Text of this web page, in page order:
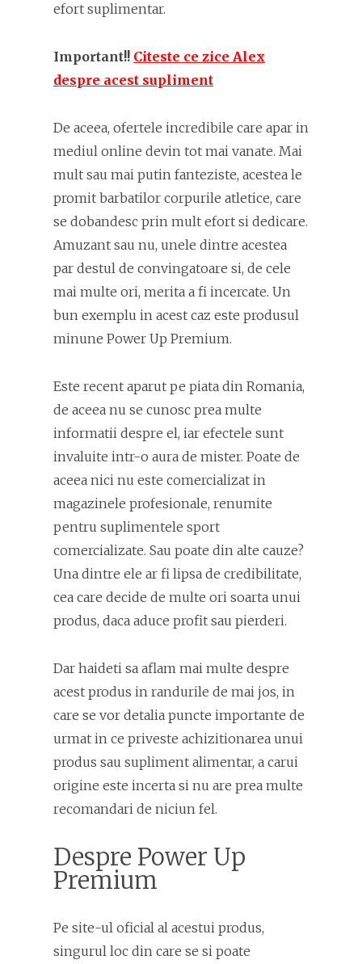
efort suplimentar.
Important!! Citeste ce zice Alex
despre acest supliment
De aceea, ofertele incredibile care apar in
mediul online devin tot mai vanate. Mai
mult sau mai putin fanteziste, acestea le
promit barbatilor corpurile atletice, care
se dobandesc prin mult efort si dedicare.
Amuzant sau nu, unele dintre acestea
par destul de convingatoare si, de cele
mai multe ori, merita a fi incercate. Un
bun exemplu in acest caz este produsul
minune Power Up Premium.
Este recent aparut pe piata din Romania,
de aceea nu se cunosc prea multe
informatii despre el, iar efectele sunt
invaluite intr-o aura de mister. Poate de
aceea nici nu este comercializat in
magazinele profesionale, renumite
pentru suplimentele sport
comercializate. Sau poate din alte cauze?
Una dintre ele ar fi lipsa de credibilitate,
cea care decide de multe ori soarta unui
produs, daca aduce profit sau pierderi.
Dar haideti sa aflam mai multe despre
acest produs in randurile de mai jos, in
care se vor detalia puncte importante de
urmat in ce priveste achizitionarea unui
produs sau supliment alimentar, a carui
origine este incerta si nu are prea multe
recomandari de niciun fel.
Despre Power Up
Premium
Pe site-ul oficial al acestui produs,
singurul loc din care se si poate